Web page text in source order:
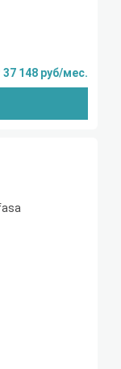
37 148 руб/мес.